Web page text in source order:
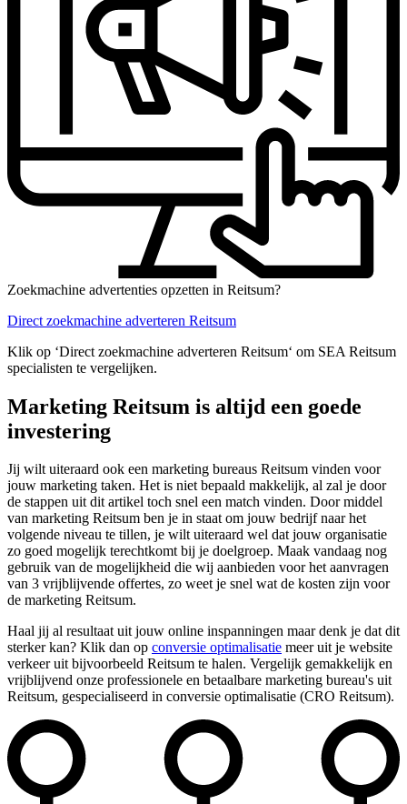
Zoekmachine advertenties opzetten in Reitsum?
Direct zoekmachine adverteren Reitsum
Klik op ‘Direct zoekmachine adverteren Reitsum‘ om SEA Reitsum
specialisten te vergelijken.
Marketing Reitsum is altijd een goede
investering
Jij wilt uiteraard ook een marketing bureaus Reitsum vinden voor
jouw marketing taken. Het is niet bepaald makkelijk, al zal je door
de stappen uit dit artikel toch snel een match vinden. Door middel
van marketing Reitsum ben je in staat om jouw bedrijf naar het
volgende niveau te tillen, je wilt uiteraard wel dat jouw organisatie
zo goed mogelijk terechtkomt bij je doelgroep. Maak vandaag nog
gebruik van de mogelijkheid die wij aanbieden voor het aanvragen
van 3 vrijblijvende offertes, zo weet je snel wat de kosten zijn voor
de marketing Reitsum.
Haal jij al resultaat uit jouw online inspanningen maar denk je dat dit
sterker kan? Klik dan op conversie optimalisatie meer uit je website
verkeer uit bijvoorbeeld Reitsum te halen. Vergelijk gemakkelijk en
vrijblijvend onze professionele en betaalbare marketing bureau's uit
Reitsum, gespecialiseerd in conversie optimalisatie (CRO Reitsum).